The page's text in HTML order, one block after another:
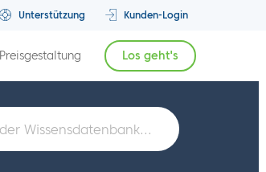
Unterstützung Kunden-Login
Preisgestaltung Los geht's